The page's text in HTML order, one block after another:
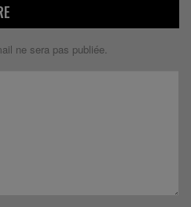
ne sera pas publiée.